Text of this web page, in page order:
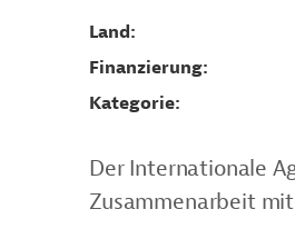
Land
Finanzierung
Kategorie
Der Internationale
Zusammenarbeit